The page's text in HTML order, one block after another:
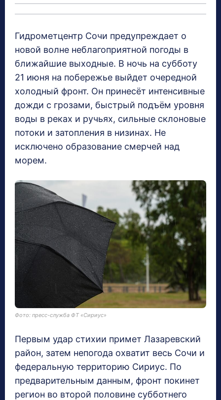
Гидрометцентр Сочи предупреждает о
новой волне неблагоприятной погоды в
ближайшие выходные. В ночь на субботу
21 июня на побережье выйдет очередной
холодный фронт. Он принесёт интенсивные
дожди с грозами, быстрый подъём уровня
воды в реках и ручьях, сильные склоновые
потоки и затопления в низинах. Не
исключено образование смерчей над
морем.
Фото: пресс-служба ФТ «Сириус»
Первым удар стихии примет Лазаревский
район, затем непогода охватит весь Сочи и
федеральную территорию Сириус. По
предварительным данным, фронт покинет
регион во второй половине субботнего